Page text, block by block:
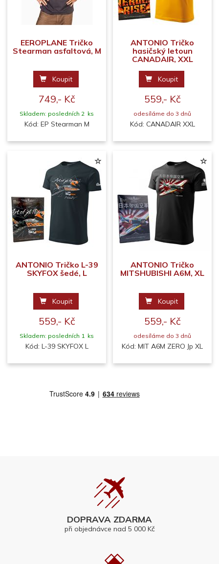
EEROPLANE Tričko
Stearman asfaltová, M
Koupit
749,- Kč
Skladem: posledních 2 ks
Kód: EP Stearman M
ANTONIO Tričko
hasičský letoun
CANADAIR, XXL
Koupit
559,- Kč
odesíláme do 3 dnů
Kód: CANADAIR XXL
ANTONIO Tričko L-39
SKYFOX šedé, L
Koupit
559,- Kč
Skladem: posledních 1 ks
Kód: L-39 SKYFOX L
ANTONIO Tričko
MITSHUBISHI A6M, XL
Koupit
559,- Kč
odesíláme do 3 dnů
Kód: MIT A6M ZERO Jp XL
DOPRAVA ZDARMA
při objednávce nad 5 000 Kč